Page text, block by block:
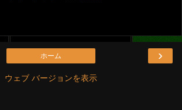
›
ホーム
ウェブ バージョンを表示